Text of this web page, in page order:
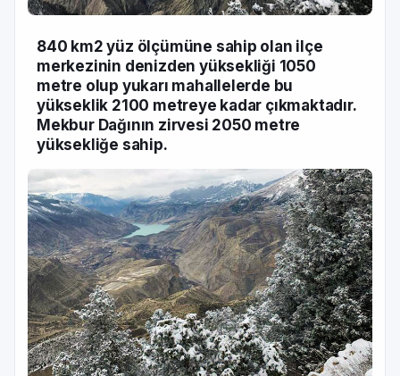
840 km2 yüz ölçümüne sahip olan ilçe
merkezinin denizden yüksekliği 1050
metre olup yukarı mahallelerde bu
yükseklik 2100 metreye kadar çıkmaktadır.
Mekbur Dağının zirvesi 2050 metre
yüksekliğe sahip.